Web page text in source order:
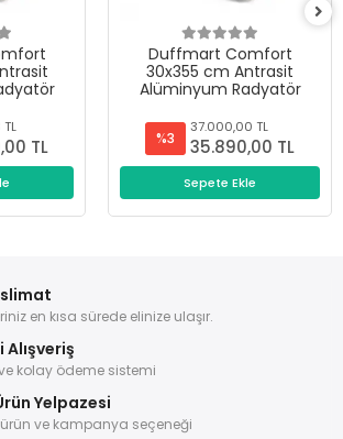
TL
Duffmart Comfort
30x355 cm Antrasit
Alüminyum Radyatör
%3
37.000,00 TL
35.890,00 TL
Sepete Ekle
en kısa sürede elinize ulaşır.
Alışveriş
kolay ödeme sistemi
Yelpazesi
ve kampanya seçeneği